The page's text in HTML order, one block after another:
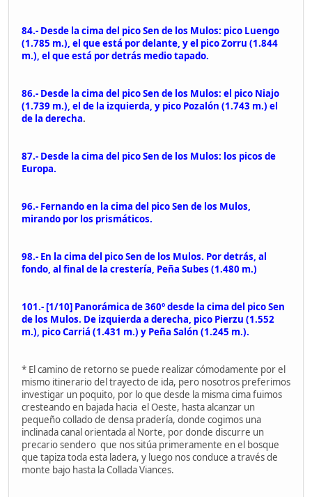
84.- Desde la cima del pico Sen de los Mulos: pico Luengo
(1.785 m.), el que está por delante, y el pico Zorru (1.844
m.), el que está por detrás medio tapado.
86.- Desde la cima del pico Sen de los Mulos: el pico Niajo
(1.739 m.), el de la izquierda, y pico Pozalón (1.743 m.) el
de la derecha.
87.- Desde la cima del pico Sen de los Mulos: los picos de
Europa.
96.- Fernando en la cima del pico Sen de los Mulos,
mirando por los prismáticos.
98.- En la cima del pico Sen de los Mulos. Por detrás, al
fondo, al final de la crestería, Peña Subes (1.480 m.)
101.- [1/10] Panorámica de 360º desde la cima del pico Sen
de los Mulos. De izquierda a derecha, pico Pierzu (1.552
m.), pico Carriá (1.431 m.) y Peña Salón (1.245 m.).
* El camino de retorno se puede realizar cómodamente por el
mismo itinerario del trayecto de ida, pero nosotros preferimos
investigar un poquito, por lo que desde la misma cima fuimos
cresteando en bajada hacia el Oeste, hasta alcanzar un
pequeño collado de densa pradería, donde cogimos una
inclinada canal orientada al Norte, por donde discurre un
precario sendero que nos sitúa primeramente en el bosque
que tapiza toda esta ladera, y luego nos conduce a través de
monte bajo hasta la Collada Viances.